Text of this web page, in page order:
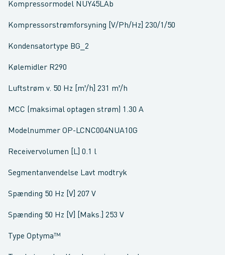
Kompressormodel NUY45LAb
Kompressorstrømforsyning [V/Ph/Hz] 230/1/50
Kondensatortype BG_2
Kølemidler R290
Luftstrøm v. 50 Hz [m³/h] 231 m³/h
MCC (maksimal optagen strøm) 1.30 A
Modelnummer OP-LCNC004NUA10G
Receivervolumen [L] 0.1 l
Segmentanvendelse Lavt modtryk
Spænding 50 Hz [V] 207 V
Spænding 50 Hz [V] [Maks.] 253 V
Type Optyma™